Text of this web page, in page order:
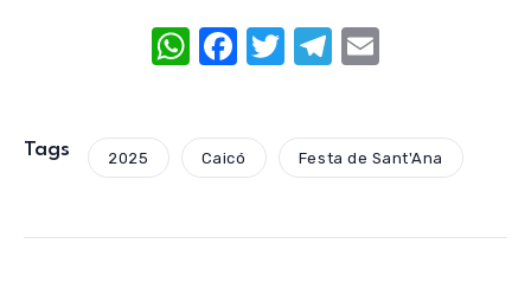
W
s
p
F
e
o
T
te
T
gr
m
Tags 2025 Caicó Festa de Sant'Ana